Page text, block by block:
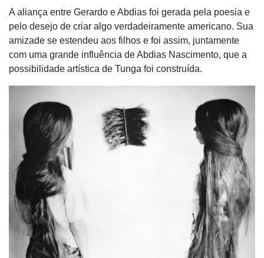
A aliança entre Gerardo e Abdias foi gerada pela poesia e
pelo desejo de criar algo verdadeiramente americano. Sua
amizade se estendeu aos filhos e foi assim, juntamente
com uma grande influência de Abdias Nascimento, que a
possibilidade artística de Tunga foi construída.